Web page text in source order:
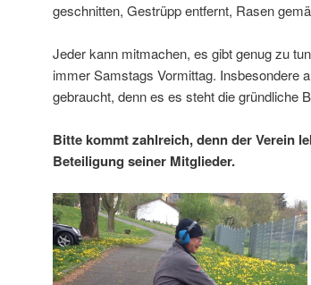
geschnitten, Gestrüpp entfernt, Rasen
Jeder kann mitmachen, es gibt genug zu
immer Samstags Vormittag. Insbesondere
gebraucht, denn es es steht die gründliche
Bitte kommt zahlreich, denn der Verein
Beteiligung seiner Mitglieder.